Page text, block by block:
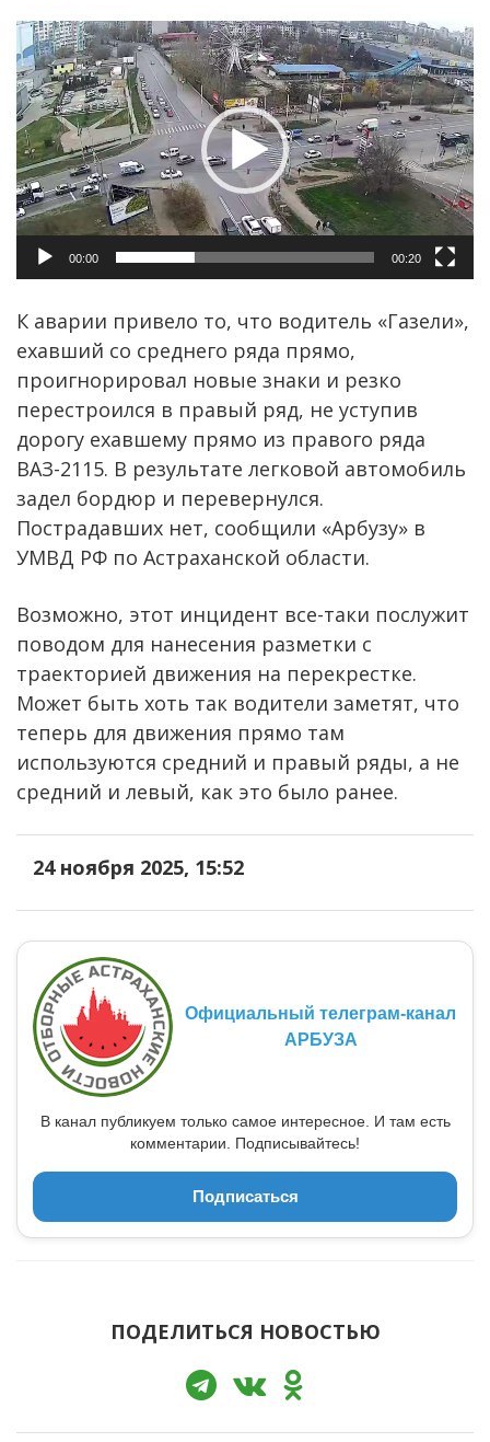
Видеоплеер
00:00 00:20
К аварии привело то, что водитель «Газели»,
ехавший со среднего ряда прямо,
проигнорировал новые знаки и резко
перестроился в правый ряд, не уступив
дорогу ехавшему прямо из правого ряда
ВАЗ-2115. В результате легковой автомобиль
задел бордюр и перевернулся.
Пострадавших нет, сообщили «Арбузу» в
УМВД РФ по Астраханской области.
Возможно, этот инцидент все-таки послужит
поводом для нанесения разметки с
траекторией движения на перекрестке.
Может быть хоть так водители заметят, что
теперь для движения прямо там
используются средний и правый ряды, а не
средний и левый, как это было ранее.
24 ноября 2025, 15:52
Официальный телеграм-канал
АРБУЗА
В канал публикуем только самое интересное. И там есть
комментарии. Подписывайтесь!
Подписаться
ПОДЕЛИТЬСЯ НОВОСТЬЮ